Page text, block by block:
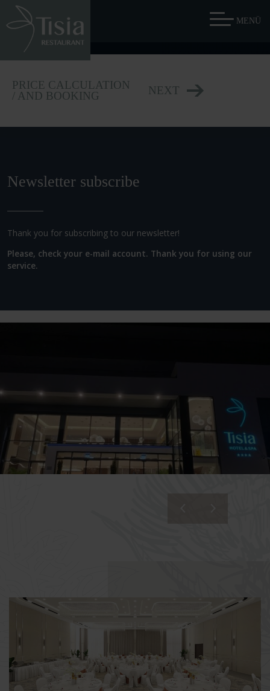
PRICE CALCULATION
/ AND BOOKING
NEXT
Newsletter subscribe
Thank you for subscribing to our newsletter!
Please, check your e-mail account. Thank you for using our
service.